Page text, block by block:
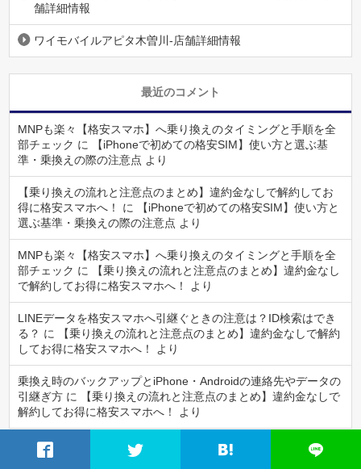
舗詳細情報
ワイモバイルアピタ木曽川-店舗詳細情報
最近のコメント
MNPも楽々【格安スマホ】へ乗り換えのタイミングと手順を全
部チェック に
【iPhoneで初めての格安SIM】使い方と選ぶ基
準・乗換えの際の注意点 より
【乗り換えの流れと注意点のまとめ】違約金なしで解約してお
得に格安スマホへ！
に
【iPhoneで初めての格安SIM】使い方と
選ぶ基準・乗換えの際の注意点 より
MNPも楽々【格安スマホ】へ乗り換えのタイミングと手順を全
部チェック に
【乗り換えの流れと注意点のまとめ】違約金なし
で解約してお得に格安スマホへ！
より
LINEデータを格安スマホへ引継ぐときの注意は？ID検索はでき
る？ に
【乗り換えの流れと注意点のまとめ】違約金なしで解約
してお得に格安スマホへ！
より
乗換え時のバックアップとiPhone・Androidの連絡先やデータの
引継ぎ方 に
【乗り換えの流れと注意点のまとめ】違約金なしで
解約してお得に格安スマホへ！
より